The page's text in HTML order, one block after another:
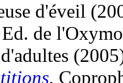
d'éveil
de
,